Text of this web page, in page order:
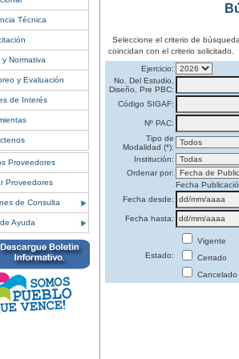
Técnica
Normativa
y Evaluación
de Interés
Proveedores
Proveedores
de Consulta
Ayuda
Seleccione el criterio de
coincidan con el criterio solicitado.
Ejercicio:
No. Del Estudio,
Diseño, Pre PBC:
Código SIGAF:
Nº PAC:
Tipo de
Modalidad (*):
Institución:
Ordenar por:
Fecha
Fecha desde:
Fecha hasta:
Estado:
Vigente
Cerrado
Cancelado